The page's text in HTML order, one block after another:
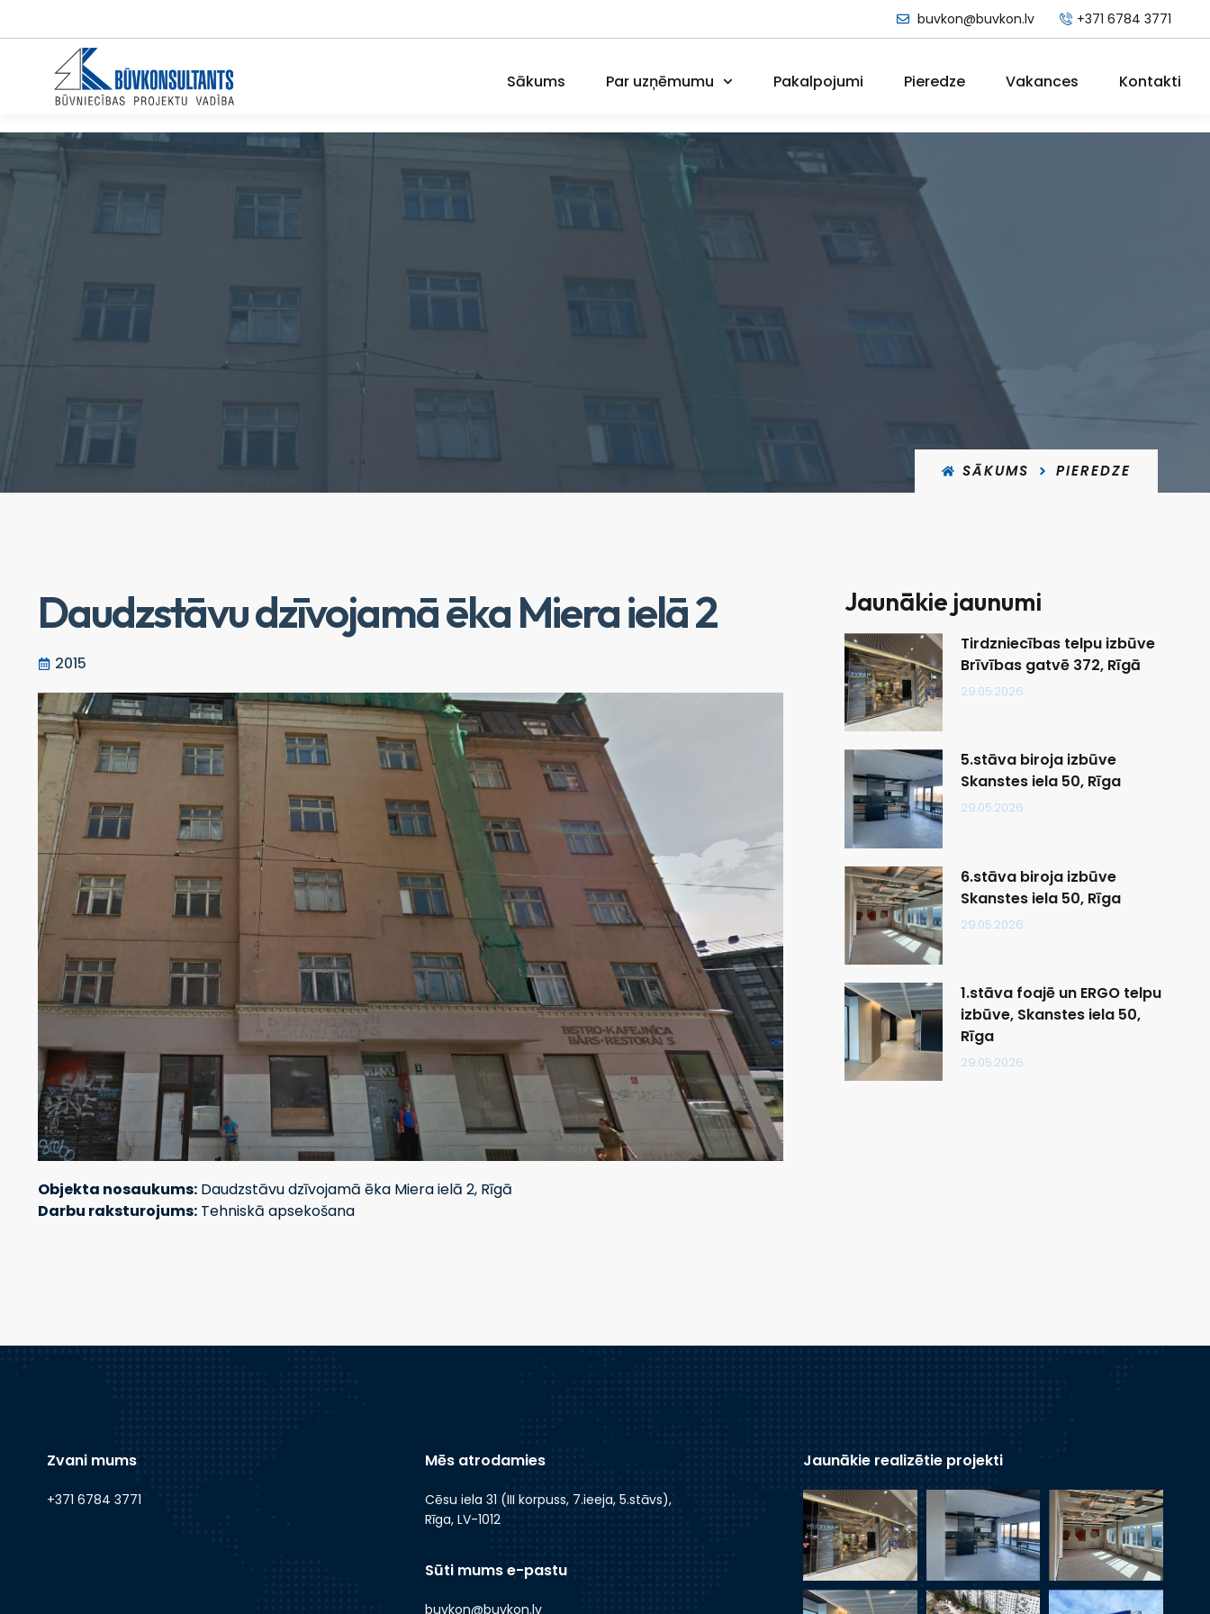
buvkon@buvkon.lv +371 6784 3771
Sākums Par uzņēmumu Pakalpojumi Pieredze Vakances Kontakti
SĀKUMS PIEREDZE
Daudzstāvu dzīvojamā ēka Miera ielā 2
2015
Objekta nosaukums: Daudzstāvu dzīvojamā ēka Miera ielā 2, Rīgā
Darbu raksturojums: Tehniskā apsekošana
Jaunākie jaunumi
Tirdzniecības telpu izbūve
Brīvības gatvē 372, Rīgā
29.05.2026.
5.stāva biroja izbūve
Skanstes iela 50, Rīga
29.05.2026.
6.stāva biroja izbūve
Skanstes iela 50, Rīga
29.05.2026.
1.stāva foajē un ERGO telpu
izbūve, Skanstes iela 50,
Rīga
29.05.2026.
Zvani mums
+371 6784 3771
Mēs atrodamies
Cēsu iela 31 (III korpuss, 7.ieeja, 5.stāvs),
Rīga, LV-1012
Sūti mums e-pastu
buvkon@buvkon.lv
Jaunākie realizētie projekti